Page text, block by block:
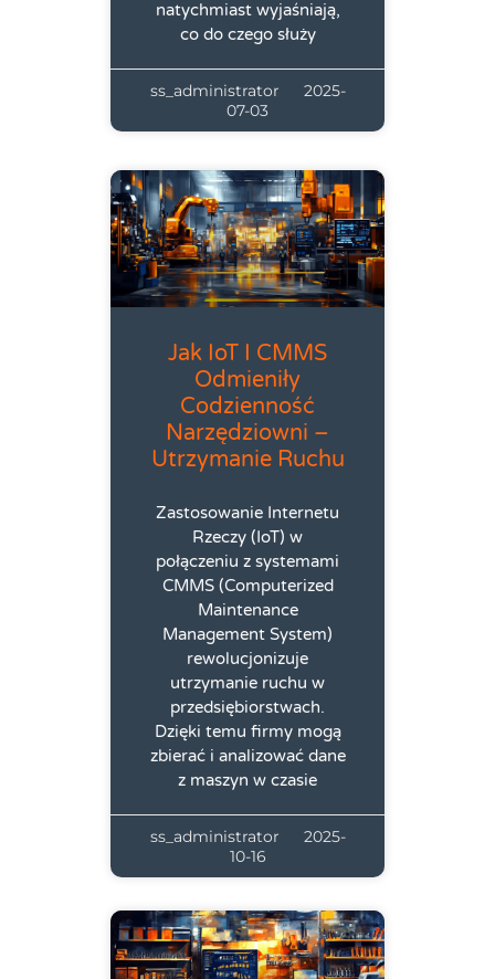
natychmiast wyjaśniają,
co do czego służy
ss_administrator
2025-
07-03
Jak IoT I CMMS
Odmieniły
Codzienność
Narzędziowni –
Utrzymanie Ruchu
Zastosowanie Internetu
Rzeczy (IoT) w
połączeniu z systemami
CMMS (Computerized
Maintenance
Management System)
rewolucjonizuje
utrzymanie ruchu w
przedsiębiorstwach.
Dzięki temu firmy mogą
zbierać i analizować dane
z maszyn w czasie
ss_administrator
2025-
10-16